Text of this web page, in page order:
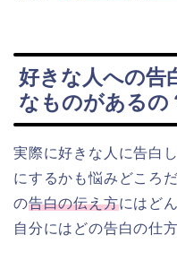
好きな人への告
なものがあるの
実際に好きな人に告白
にするかも悩みどころ
の告白の伝え方にはど
自分にはどの告白の仕